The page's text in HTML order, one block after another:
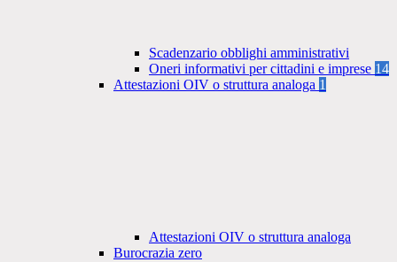
Scadenzario obblighi amministrativi
Oneri informativi per cittadini e imprese 14
Attestazioni OIV o struttura analoga 1
Attestazioni OIV o struttura analoga
Burocrazia zero